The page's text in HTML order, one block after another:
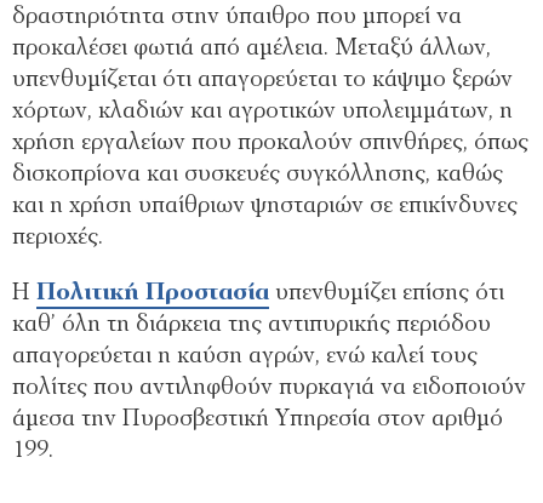
δραστηριότητα στην ύπαιθρο που μπορεί να
προκαλέσει φωτιά από αμέλεια. Μεταξύ άλλων,
υπενθυμίζεται ότι απαγορεύεται το κάψιμο ξερών
χόρτων, κλαδιών και αγροτικών υπολειμμάτων, η
χρήση εργαλείων που προκαλούν σπινθήρες, όπως
δισκοπρίονα και συσκευές συγκόλλησης, καθώς
και η χρήση υπαίθριων ψησταριών σε επικίνδυνες
περιοχές.
Η Πολιτική Προστασία υπενθυμίζει επίσης ότι
καθ’ όλη τη διάρκεια της αντιπυρικής περιόδου
απαγορεύεται η καύση αγρών, ενώ καλεί τους
πολίτες που αντιληφθούν πυρκαγιά να ειδοποιούν
άμεσα την Πυροσβεστική Υπηρεσία στον αριθμό
199.